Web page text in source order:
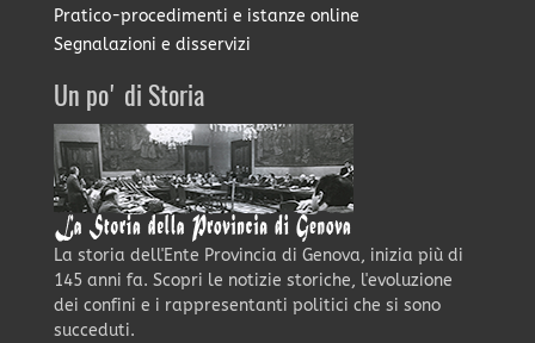
Pratico-procedimenti e istanze online
Segnalazioni e disservizi
Un po' di Storia
La storia dell'Ente Provincia di Genova, inizia più di
145 anni fa. Scopri le notizie storiche, l'evoluzione
dei confini e i rappresentanti politici che si sono
succeduti.